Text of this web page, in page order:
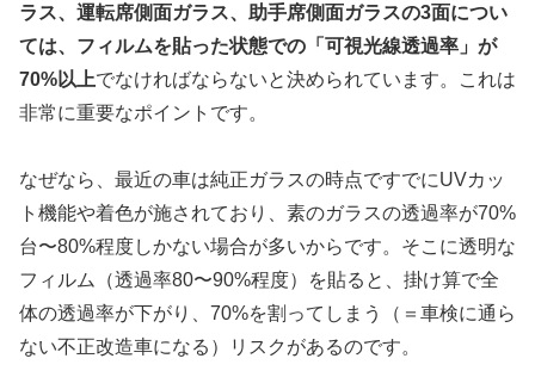
ラス、運転席側面ガラス、助手席側面ガラスの3面につい
ては、フィルムを貼った状態での「可視光線透過率」が
70%以上でなければならないと決められています。これは
非常に重要なポイントです。
なぜなら、最近の車は純正ガラスの時点ですでにUVカッ
ト機能や着色が施されており、素のガラスの透過率が70%
台〜80%程度しかない場合が多いからです。そこに透明な
フィルム（透過率80〜90%程度）を貼ると、掛け算で全
体の透過率が下がり、70%を割ってしまう（＝車検に通ら
ない不正改造車になる）リスクがあるのです。